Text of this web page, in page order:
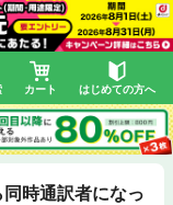
カート はじめての方へ
時通訳者になっ